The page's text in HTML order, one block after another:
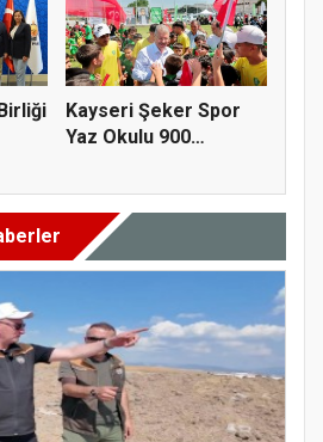
Kayseri Şeker Spor
Yaz Okulu 900